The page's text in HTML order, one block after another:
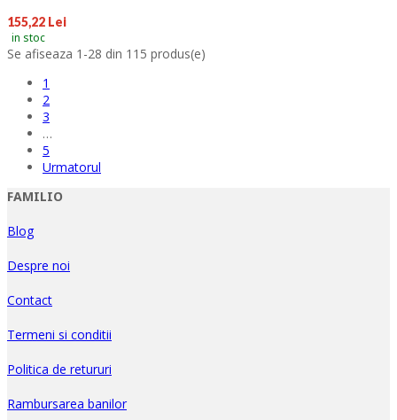
155,22 Lei
in stoc
Se afiseaza 1-28 din 115 produs(e)
1
2
3
…
5
Urmatorul
FAMILIO
Blog
Despre noi
Contact
Termeni si conditii
Politica de retururi
Rambursarea banilor